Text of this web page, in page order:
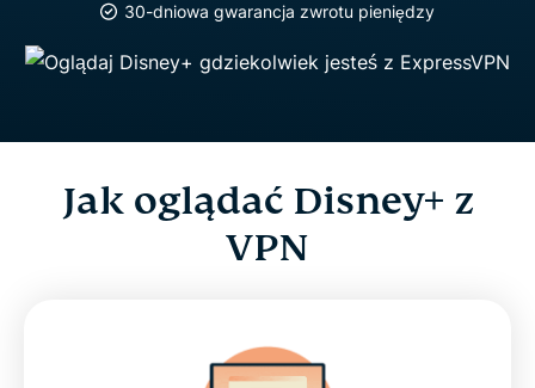
30-dniowa gwarancja zwrotu pieniędzy
Jak oglądać Disney+ z
VPN